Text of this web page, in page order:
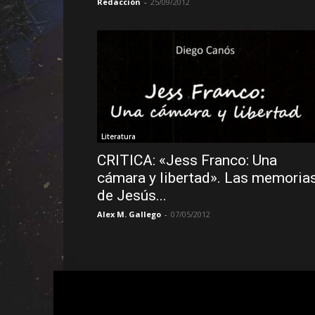
Literatura
CRITICA: «Jess Franco: Una
cámara y libertad». Las
de Jesús...
Alex M. Gallego - 07/05/2012